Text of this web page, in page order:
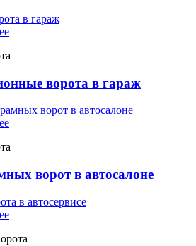
ворота в гараж
ворот в автосалоне